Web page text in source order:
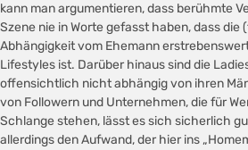
kann man argumentieren, dass berühmte
Szene nie in Worte gefasst haben, dass die
Abhängigkeit vom Ehemann
Lifestyles ist. Darüber hinaus sind die
offensichtlich nicht abhängig von ihren
von Followern und Unternehmen, die für
Schlange stehen, lässt es sich sicherlich
allerdings den Aufwand, der hier ins